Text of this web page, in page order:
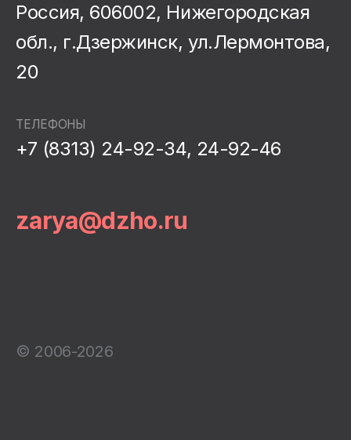
Россия, 606002, Нижегородская
обл., г.Дзержинск, ул.Лермонтова,
20
ТЕЛЕФОНЫ
+7 (8313) 24-92-34, 24-92-46
zarya@dzho.ru
© 2006-2026